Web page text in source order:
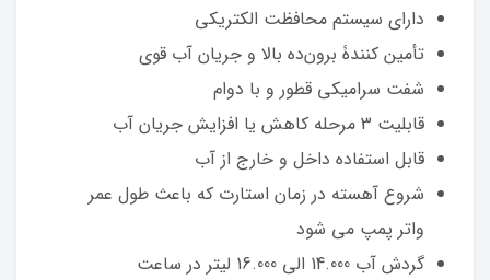
دارای سیستم محافظت الکتریکی
تأمین کنندۀ برون‌ده بالا و جریان آب قوی
شفت سرامیکی قطور و با دوام
قابلیت 3 مرحله کاهش یا افزایش جریان آب
قابل استفاده داخل و خارج از آب
شروع آهسته در زمان استارت که باعث طول عمر
واتر پمپ می شود
گردش آب 14.000 الی 16.000 لیتر در ساعت